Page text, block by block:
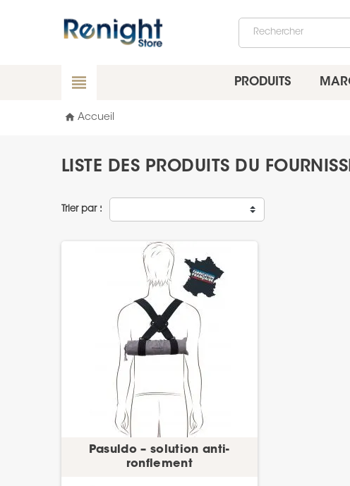
view_headline PRODUITS
home Accueil
LISTE DES PRODUITS DU
Trier par :
Pasuldo – solution anti-
ronflement